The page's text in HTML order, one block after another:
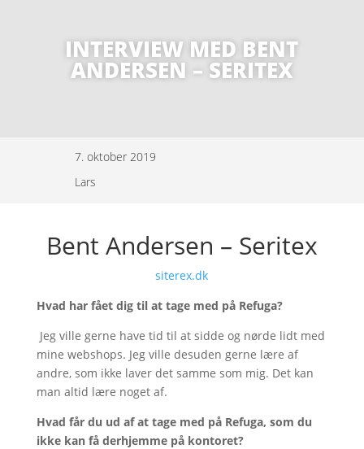
INTERVIEW MED BENT
ANDERSEN – SERITEX
7. oktober 2019
Lars
Bent Andersen – Seritex
siterex.dk
Hvad har fået dig til at tage med på Refuga?
Jeg ville gerne have tid til at sidde og nørde lidt med
mine webshops. Jeg ville desuden gerne lære af
andre, som ikke laver det samme som mig. Det kan
man altid lære noget af.
Hvad får du ud af at tage med på Refuga, som du
ikke kan få derhjemme på kontoret?